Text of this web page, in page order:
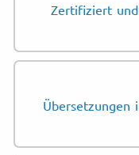
Zertifiziert und
Übersetzungen